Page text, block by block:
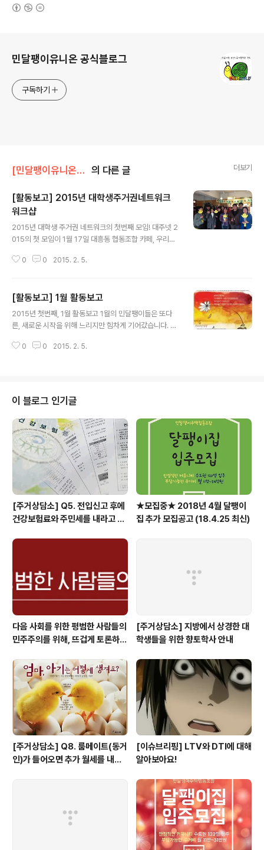
민달팽이유니온 공식블로그
구독하기
[민달팽이유니온]/* 활동보고 의 다른 글 더보기
[활동보고] 2015년 대학생주거권네트워크
워크샵
2015년 대학생 주거권 네트워크의 첫번째 모임! 대주넷 2
015의 첫 모임이 1월 17일 대흥동 협동조합 카페, 우리동
대주넷에 함께하게 될 대학생들과 같이 대주넷에 대해 알
기들을 공유하기 위해 만들어졌습니다. 워크샵은 오전 10
시경부터 시작하여, 밤 11시경까지 계속되는! 대학생들의
열정? 을 보여주는 자리가 되기도 하였습니다. 오전 10시
지는 아이스브레이킹 (공통빙고찾기) 를 시작으로 '우리학
0 0 2015. 2. 5.
[활동보고] 1월 활동보고
2015년 첫번째, 1월 활동보고 1월의 민달팽이들은 또다
른, 새로운 시작을 위해 느리지만 힘차게 기어갔습니다. 무
많은 분들의 도움으로 얻게된 작지만 여러분들의 힘으로
격려와 응원 속에서 달팽이집 100채라도 짊어 지고 가겠
다는 의지를 불태웠습니다. ☞ 1월 언론보도 보러가기 민
달팽이유니온 활동보고 1월에는 15년을 달려갈 민달팽이
들의 초석을 다져가는 시간이었습니다. 1월 4일 새해 벽두
부터 연세대의 우정원 기숙사의 의 문제점을 규탄하는 기
자회견을 연세대 총학생회, 대학생 주거권..
0 0 2015. 2. 5.
이 블로그 인기글
[주거상담소] Q5. 전입신고 후에
건강보험료와 주민세를 내라고 고
★모집중★ 2018년 4월 달팽이
집 추가 모집공고 (18.4.25 최신)
다음 사회를 위한 평범한 사람들의
민주주의를 위해, 뜨겁게 토론하고
[주거상담소] 지방에서 상경한 대
학생들을 위한 향토학사 안내
[주거상담소] Q8. 룸메이트(동거
인)가 들어오면 추가 월세를 내야
[이슈브리핑] LTV와 DTI에 대해
알아보아요!